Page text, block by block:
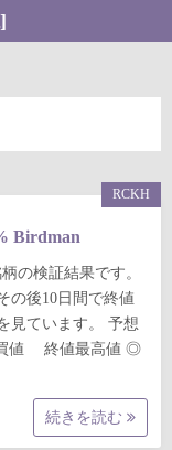
Birdman
の検証結果です。
の後10日間で終値
見ています。 予想
買値 終値最高値 ◎
続きを読む
RCKH